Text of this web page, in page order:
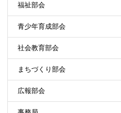
福祉部会
青少年育成部会
社会教育部会
まちづくり部会
広報部会